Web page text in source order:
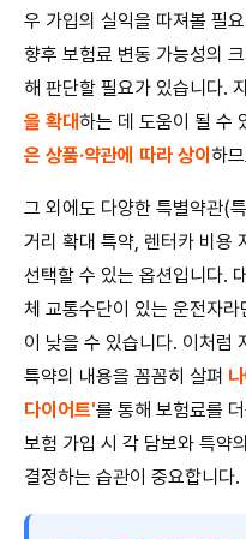
우 가입의 실익을 따져볼 필
향후 보험료 변동 가능성의
해 판단할 필요가 있습니다.
을 확대하는 데 도움이 될 수
은 상품·약관에 따라 상이 하
그 외에도 다양한 특별약관(
거리 확대 특약, 렌터카 비용
선택할 수 있는 옵션입니다.
체 교통수단이 있는 운전자
이 낮을 수 있습니다. 이처럼
특약의 내용을 꼼꼼히 살펴
다이어트'를 통해 보험료를
보험 가입 시 각 담보와 특약
결정하는 습관이 중요합니다.